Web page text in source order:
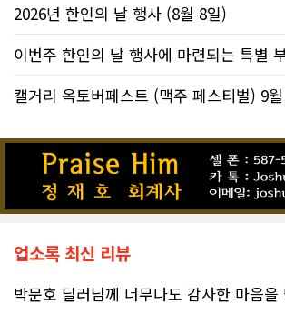
2026년 한인의 날 행사 (8월 8일)
이번주 한인의 날 행사에 마련되는 특별
캘거리 옥토버페스트 (맥주 페스티벌) 9
업소록 최신 리뷰